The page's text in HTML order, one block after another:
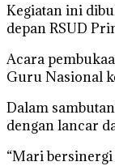
Kegiatan ini
depan RSUD
Acara
Guru Nasional
Dalam
dengan lancar
“Mari